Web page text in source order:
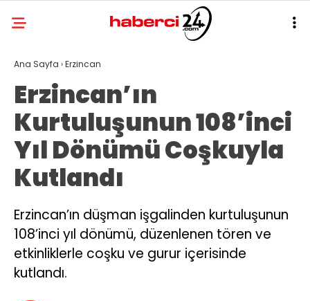
Ana Sayfa ›Erzincan
Erzincan’ın
Kurtuluşunun 108’inci
Yıl Dönümü Coşkuyla
Kutlandı
Erzincan’ın düşman işgalinden kurtuluşunun
108’inci yıl dönümü, düzenlenen tören ve
etkinliklerle coşku ve gurur içerisinde
kutlandı.